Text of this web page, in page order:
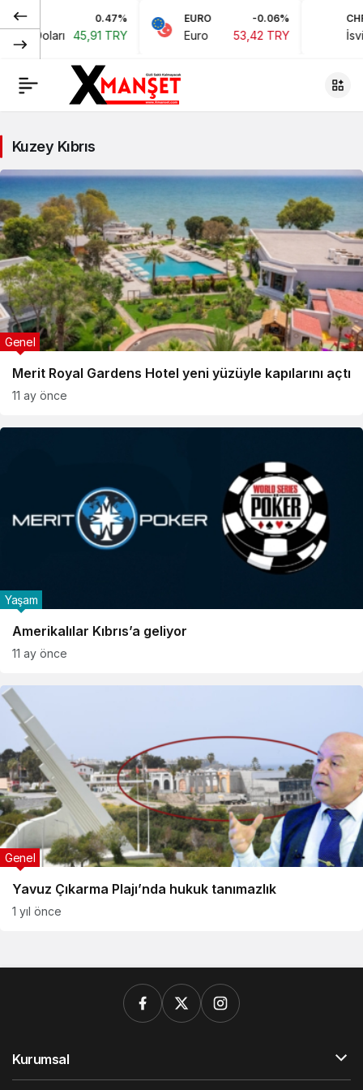
0.47%
Doları 45,91 TRY
EURO -0.06%
Euro 53,42 TRY
CHF
Kuzey Kıbrıs
Merit Royal Gardens Hotel yeni yüzüyle kapılarını açtı
Genel
11 ay önce
Amerikalılar Kıbrıs’a geliyor
Yaşam
11 ay önce
Yavuz Çıkarma Plajı’nda hukuk tanımazlık
Genel
1 yıl önce
Kurumsal